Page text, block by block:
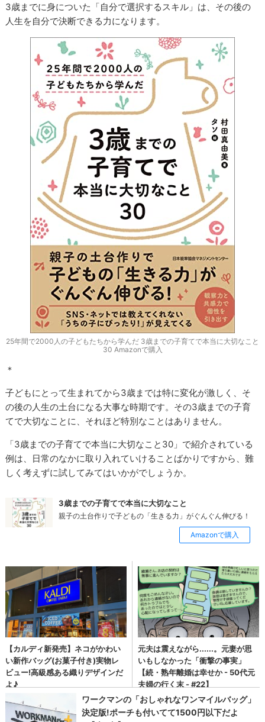
3歳までに身についた「自分で選択するスキル」は、その後の
人生を自分で決断できる力になります。
25年間で2000人の子どもたちから学んだ 3歳までの子育てで本当に大切なこと
30 Amazonで購入
＊
子どもにとって生まれてから3歳までは特に変化が激しく、そ
の後の人生の土台になる大事な時期です。その3歳までの子育
てで大切なことに、それほど特別なことはありません。
「3歳までの子育てで本当に大切なこと30」で紹介されている
例は、日常のなかに取り入れていけることばかりですから、難
しく考えずに試してみてはいかがでしょうか。
3歳までの子育てで本当に大切なこと
親子の土台作りで子どもの「生きる力」がぐんぐん伸びる！
Amazonで購入